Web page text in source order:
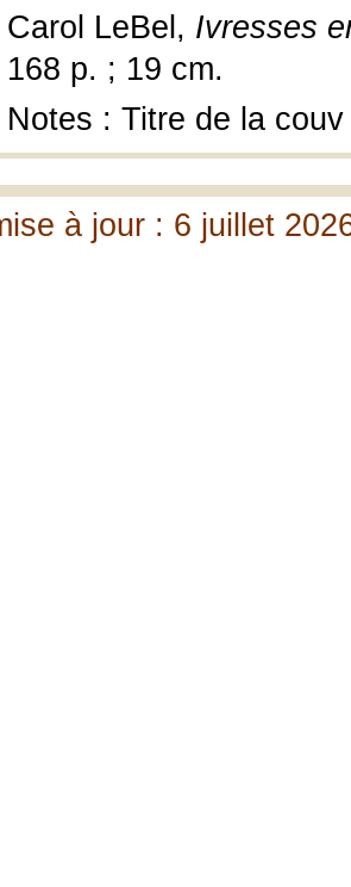
Carol LeBel, Ivresses
168 p. ; 19 cm.
Notes : Titre de la couv
à jour : 6 juillet